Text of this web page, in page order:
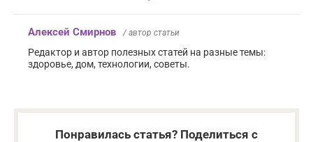
Алексей Смирнов / автор статьи
Редактор и автор полезных статей на разные темы:
здоровье, дом, технологии, советы.
Понравилась статья? Поделиться с